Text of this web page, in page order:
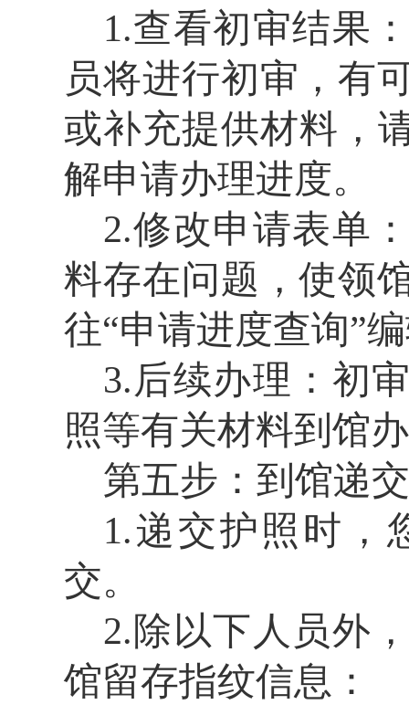
1.查看初审结果
员将进行初审，有
或补充提供材料，
解申请办理进度。
2.修改申请表单
料存在问题，使领
往“申请进度查询”
3.后续办理：初
照等有关材料到馆
第五步：到馆递
1.递交护照时，
交。
2.除以下人员外
馆留存指纹信息：